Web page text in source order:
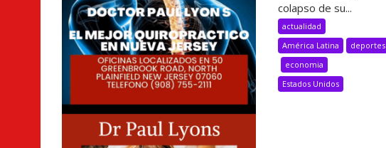
colapso de su...
actualidad
América Latina
deportes
economia
Estados Unidos